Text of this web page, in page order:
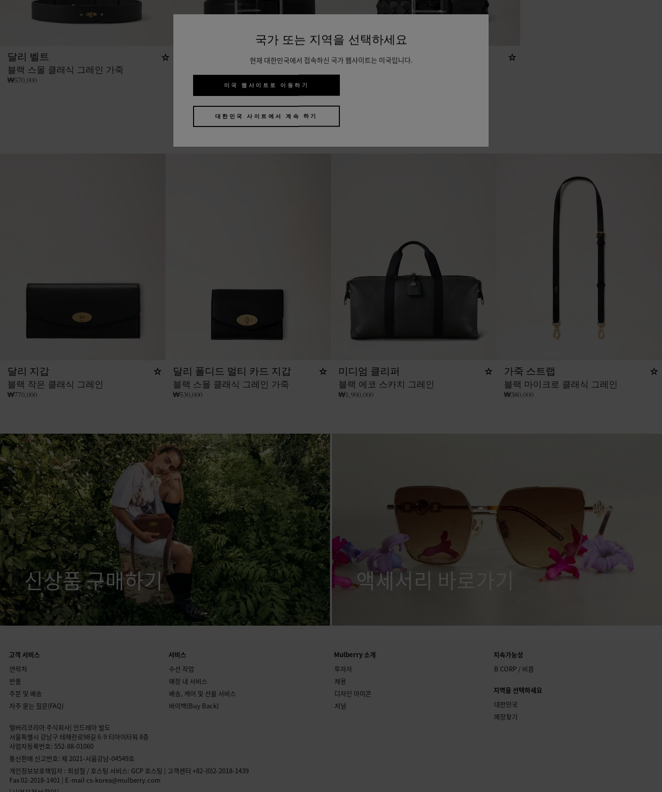
달리 벨트
블랙 스몰 클래식 그레인 가죽
₩570,000
헤리티지 브레이드 벨트
추천 제품
달리 지갑
블랙 작은 클래식 그레인
₩770,000
달리 폴디드 멀티 카드 지갑
블랙 스몰 클래식 그레인 가죽
₩530,000
미디엄 클리퍼
블랙 에코 스카치 그레인
₩1,900,000
가죽 스트랩
블랙 마이크로 클래식 그레인
₩380,000
신상품 구매하기 액세서리 바로가기
고객 서비스
연락처
반품
주문 및 배송
자주 묻는 질문(FAQ)
멀버리코리아 주식회사| 안드레아 발도
서울특별시 강남구 테헤란로98길 6-9 티아이타워 8층
사업자등록번호: 552-88-01060
통신판매 신고번호: 제 2021-서울강남-04549호
개인정보보호책임자 : 최성철 / 호스팅 서비스: GCP 호스팅 | 고객센터 +82-(0)2-2018-1439
Fax 02-2018-1401 | E-mail cs-korea@mulberry.com
서비스
수선 작업
매장 내 서비스
배송, 케어 및 선물 서비스
바이백(Buy Back)
Mulberry 소개
투자자
채용
디자인 아이콘
저널
지속가능성
B CORP / 비콥
지역을 선택하세요
대한민국
매장찾기
국가 또는 지역을 선택하세요
현재 대한민국에서 접속하신 국가 웹사이트는 미국입니다.
미국 웹사이트로 이동하기
대한민국 사이트에서 계속 하기